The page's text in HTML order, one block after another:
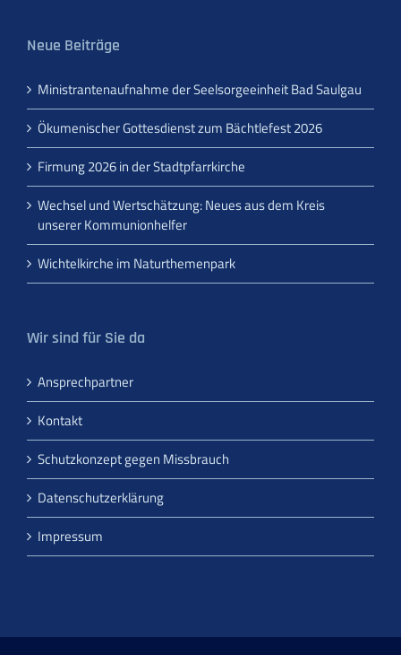
Neue Beiträge
Ministrantenaufnahme der Seelsorgeeinheit Bad Saulgau
Ökumenischer Gottesdienst zum Bächtlefest 2026
Firmung 2026 in der Stadtpfarrkirche
Wechsel und Wertschätzung: Neues aus dem Kreis
unserer Kommunionhelfer
Wichtelkirche im Naturthemenpark
Wir sind für Sie da
Ansprechpartner
Kontakt
Schutzkonzept gegen Missbrauch
Datenschutzerklärung
Impressum